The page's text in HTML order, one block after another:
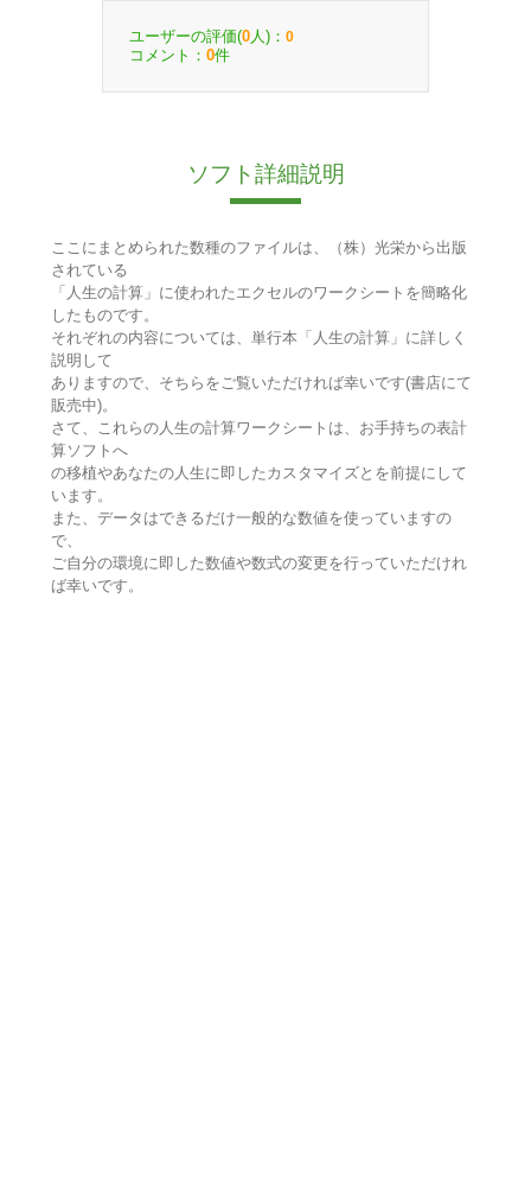
ユーザーの評価(0 人)： 0
コメント： 0件
ソフト詳細説明
ここにまとめられた数種のファイルは、（株）光栄から出版
されている
「人生の計算」に使われたエクセルのワークシートを簡略化
したものです。
それぞれの内容については、単行本「人生の計算」に詳しく
説明して
ありますので、そちらをご覧いただければ幸いです(書店にて
販売中)。
さて、これらの人生の計算ワークシートは、お手持ちの表計
算ソフトへ
の移植やあなたの人生に即したカスタマイズとを前提にして
います。
また、データはできるだけ一般的な数値を使っていますの
で、
ご自分の環境に即した数値や数式の変更を行っていただけれ
ば幸いです。